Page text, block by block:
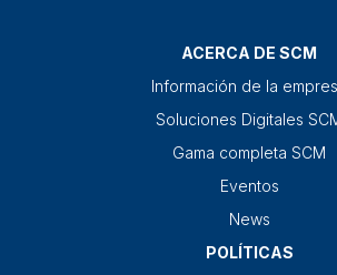
ACERCA DE SCM
Información de la
Soluciones Digitales
Gama completa SCM
Eventos
News
POLÍTICAS